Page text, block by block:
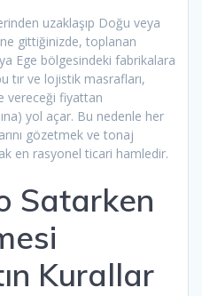
uzaklaşıp Doğu veya
gittiğinizde, toplanan
Ege bölgesindeki fabrikalara
tır ve lojistik masrafları,
vereceği fiyattan
yol açar. Bu nedenle her
gözetmek ve tonaj
en rasyonel ticari hamledir.
Satarken
Kurallar